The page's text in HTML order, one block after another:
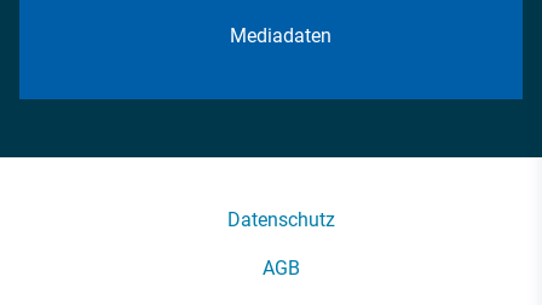
Mediadaten
Datenschutz
AGB